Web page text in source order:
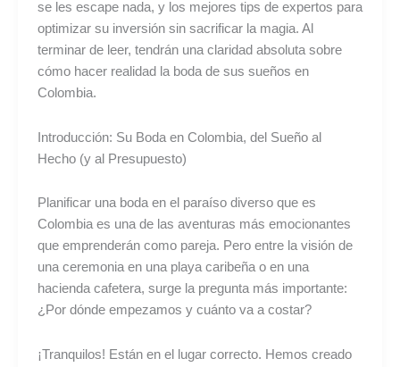
se les escape nada, y los mejores tips de expertos para
optimizar su inversión sin sacrificar la magia. Al
terminar de leer, tendrán una claridad absoluta sobre
cómo hacer realidad la boda de sus sueños en
Colombia.
Introducción: Su Boda en Colombia, del Sueño al
Hecho (y al Presupuesto)
Planificar una boda en el paraíso diverso que es
Colombia es una de las aventuras más emocionantes
que emprenderán como pareja. Pero entre la visión de
una ceremonia en una playa caribeña o en una
hacienda cafetera, surge la pregunta más importante:
¿Por dónde empezamos y cuánto va a costar?
¡Tranquilos! Están en el lugar correcto. Hemos creado